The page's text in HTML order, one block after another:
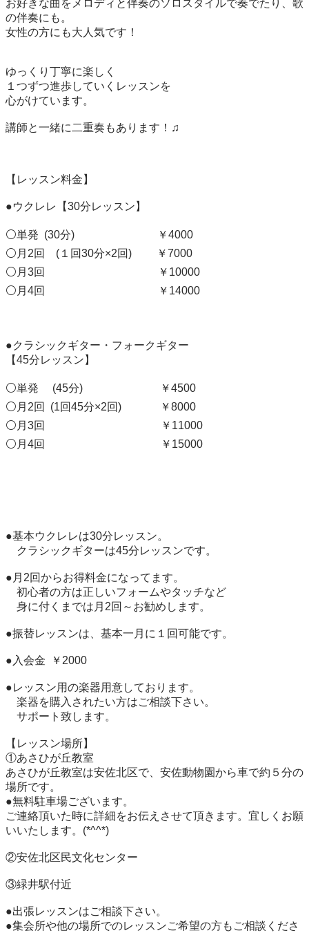
お好きな曲をメロディと伴奏のソロスタイルで奏でたり、歌
の伴奏にも。
女性の方にも大人気です！
ゆっくり丁寧に楽しく
１つずつ進歩していくレッスンを
心がけています。
講師と一緒に二重奏もあります！♫
【レッスン料金】
●ウクレレ【30分レッスン】
⚪単発  (30分)                        　  ￥4000
⚪月2回    (１回30分×2回)         ￥7000
⚪月3回                                         ￥10000
⚪月4回                                         ￥14000
●クラシックギター・フォークギター
【45分レッスン】
⚪単発     (45分)                            ￥4500
⚪月2回  (1回45分×2回)              ￥8000
⚪月3回                                          ￥11000
⚪月4回                                          ￥15000
●基本ウクレレは30分レッスン。
クラシックギターは45分レッスンです。
●月2回からお得料金になってます。
初心者の方は正しいフォームやタッチなど
身に付くまでは月2回～お勧めします。
●振替レッスンは、基本一月に１回可能です。
●入会金  ￥2000
●レッスン用の楽器用意しております。
【レッスン場所】
①あさひが丘教室
あさひが丘教室は安佐北区で、安佐動物園から車で約５分の
場所です。
●無料駐車場ございます。
ご連絡頂いた時に詳細をお伝えさせて頂きます。宜しくお願
いいたします。(*^^*)
②安佐北区民文化センター
③緑井駅付近
●出張レッスンはご相談下さい。
●集会所や他の場所でのレッスンご希望の方もご相談くださ